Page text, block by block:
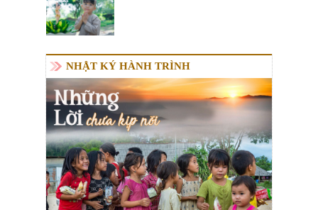
NHẬT KÝ HÀNH TRÌNH